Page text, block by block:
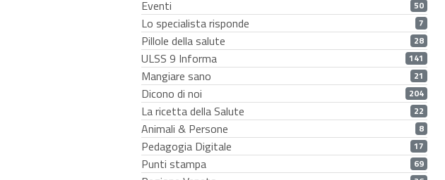
Eventi 50
Lo specialista risponde 7
Pillole della salute 28
ULSS 9 Informa 141
Mangiare sano 21
Dicono di noi 204
La ricetta della Salute 22
Animali & Persone 8
Pedagogia Digitale 17
Punti stampa 69